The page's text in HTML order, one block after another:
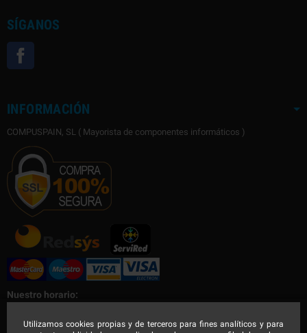
Utilizamos cookies propias y de terceros para fines analíticos y para
SÍGANOS
INFORMACIÓN
COMPUSPAIN, SL ( Mayorista de componentes informáticos )
Nuestro horario:
Nuestro horario de Lunes a Viernes